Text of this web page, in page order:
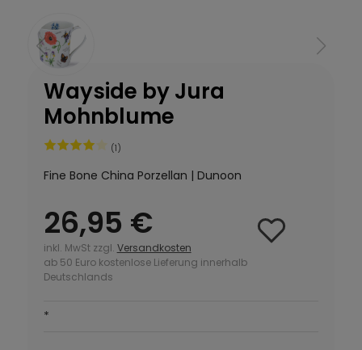
Wayside by Jura
Mohnblume
(1)
Fine Bone China Porzellan | Dunoon
26,95 €
inkl. MwSt zzgl. Versandkosten
ab 50 Euro kostenlose Lieferung innerhalb
Deutschlands
*